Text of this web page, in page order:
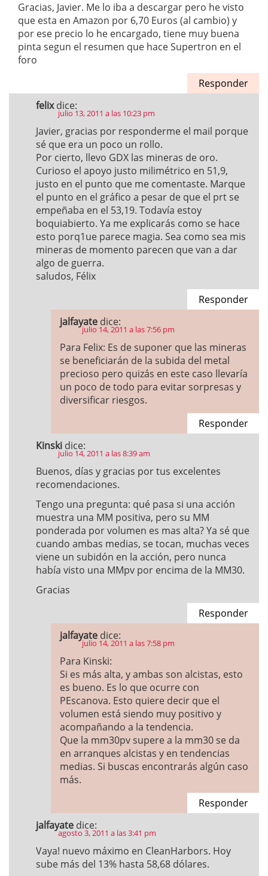
Gracias, Javier. Me lo iba a descargar pero he visto
que esta en Amazon por 6,70 Euros (al cambio) y
por ese precio lo he encargado, tiene muy buena
pinta segun el resumen que hace Supertron en el
foro
Responder
felix dice:
julio 13, 2011 a las 10:23 pm
Javier, gracias por responderme el mail porque
sé que era un poco un rollo.
Por cierto, llevo GDX las mineras de oro.
Curioso el apoyo justo milimétrico en 51,9,
justo en el punto que me comentaste. Marque
el punto en el gráfico a pesar de que el prt se
empeñaba en el 53,19. Todavía estoy
boquiabierto. Ya me explicarás como se hace
esto porq1ue parece magia. Sea como sea mis
mineras de momento parecen que van a dar
algo de guerra.
saludos, Félix
Responder
jalfayate dice:
julio 14, 2011 a las 7:56 pm
Para Felix: Es de suponer que las mineras
se beneficiarán de la subida del metal
precioso pero quizás en este caso llevaría
un poco de todo para evitar sorpresas y
diversificar riesgos.
Responder
Kinski dice:
julio 14, 2011 a las 8:39 am
Buenos, días y gracias por tus excelentes
recomendaciones.
Tengo una pregunta: qué pasa si una acción
muestra una MM positiva, pero su MM
ponderada por volumen es mas alta? Ya sé que
cuando ambas medias, se tocan, muchas veces
viene un subidón en la acción, pero nunca
había visto una MMpv por encima de la MM30.
Gracias
Responder
jalfayate dice:
julio 14, 2011 a las 7:58 pm
Para Kinski:
Si es más alta, y ambas son alcistas, esto
es bueno. Es lo que ocurre con
PEscanova. Esto quiere decir que el
volumen está siendo muy positivo y
acompañando a la tendencia.
Que la mm30pv supere a la mm30 se da
en arranques alcistas y en tendencias
medias. Si buscas encontrarás algún caso
más.
Responder
jalfayate dice:
agosto 3, 2011 a las 3:41 pm
Vaya! nuevo máximo en CleanHarbors. Hoy
sube más del 13% hasta 58,68 dólares.